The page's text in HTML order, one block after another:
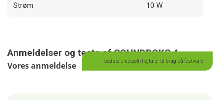
Strøm 10 W
Anmeldelser og tests af SOUNDBOKS 4
Vores anmeldelse bedste bluetooth højtaler til brug på festivaler